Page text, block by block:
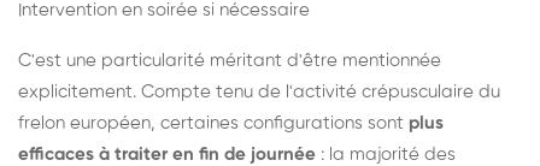
Intervention en soirée si nécessaire
C'est une particularité méritant d'être mentionnée
explicitement. Compte tenu de l'activité crépusculaire du
frelon européen, certaines configurations sont plus
efficaces à traiter en fin de journée : la majorité des